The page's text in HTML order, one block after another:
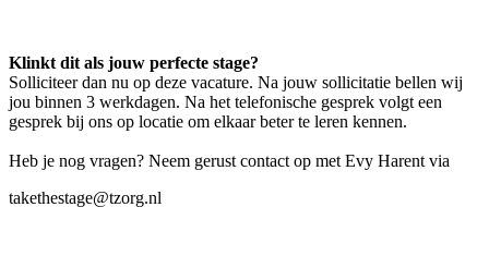
Klinkt dit als jouw perfecte stage?
Solliciteer dan nu op deze vacature. Na jouw sollicitatie bellen wij
jou binnen 3 werkdagen. Na het telefonische gesprek volgt een
gesprek bij ons op locatie om elkaar beter te leren kennen.
Heb je nog vragen? Neem gerust contact op met Evy Harent via
takethestage@tzorg.nl